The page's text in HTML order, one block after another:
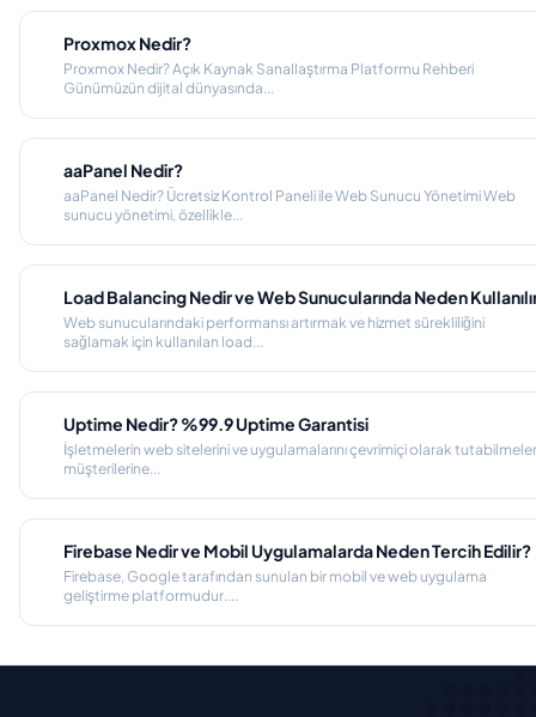
Proxmox Nedir?
Proxmox Nedir? Açık Kaynak Sanallaştırma Platformu Rehberi
Günümüzün dijital dünyasında...
aaPanel Nedir?
aaPanel Nedir? Ücretsiz Kontrol Paneli ile Web Sunucu Yönetimi Web
sunucu yönetimi, özellikle...
Load Balancing Nedir ve Web Sunucularında Neden
Web sunucularındaki performansı artırmak ve hizmet sürekliliğini
sağlamak için kullanılan load...
Uptime Nedir? %99.9 Uptime Garantisi
İşletmelerin web sitelerini ve uygulamalarını çevrimiçi olarak
müşterilerine...
Firebase Nedir ve Mobil Uygulamalarda Neden Tercih Edilir?
Firebase, Google tarafından sunulan bir mobil ve web uygulama
geliştirme platformudur....